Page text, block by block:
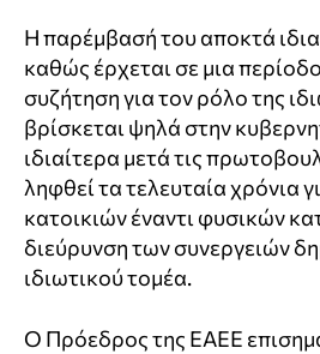
Η παρέμβασή του αποκτά
καθώς έρχεται σε μια
συζήτηση για τον ρόλο της
βρίσκεται ψηλά στην
ιδιαίτερα μετά τις
ληφθεί τα τελευταία χρόνια
κατοικιών έναντι φυσικών
διεύρυνση των συνεργειών
ιδιωτικού τομέα.
Ο Πρόεδρος της ΕΑΕΕ